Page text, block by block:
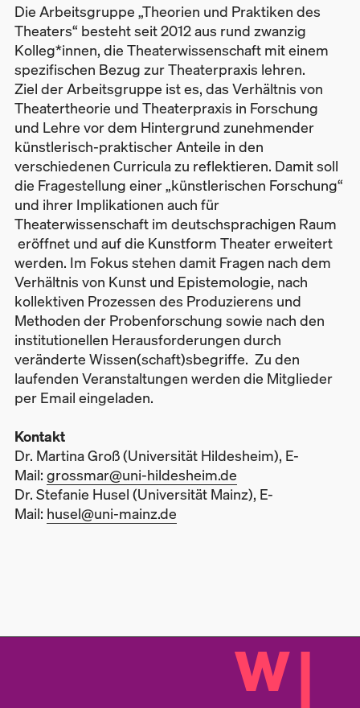
Die Arbeitsgruppe „Theorien und Praktiken des
Theaters“ besteht seit 2012 aus rund zwanzig
Kolleg*innen, die Theaterwissenschaft mit einem
spezifischen Bezug zur Theaterpraxis lehren.
Ziel der Arbeitsgruppe ist es, das Verhältnis von
Theatertheorie und Theaterpraxis in Forschung
und Lehre vor dem Hintergrund zunehmender
künstlerisch-praktischer Anteile in den
verschiedenen Curricula zu reflektieren. Damit soll
die Fragestellung einer „künstlerischen Forschung“
und ihrer Implikationen auch für
Theaterwissenschaft im deutschsprachigen Raum
eröffnet und auf die Kunstform Theater erweitert
werden. Im Fokus stehen damit Fragen nach dem
Verhältnis von Kunst und Epistemologie, nach
kollektiven Prozessen des Produzierens und
Methoden der Probenforschung sowie nach den
institutionellen Herausforderungen durch
veränderte Wissen(schaft)sbegriffe. Zu den
laufenden Veranstaltungen werden die Mitglieder
per Email eingeladen.
Kontakt
Dr. Martina Groß (Universität Hildesheim), E-
Mail:grossmar@uni-hildesheim.de
Dr. Stefanie Husel (Universität Mainz), E-
Mail: husel@uni-mainz.de